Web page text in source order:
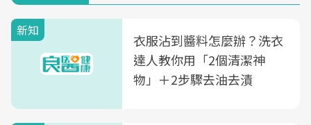
新知
衣服沾到醬料怎麼辦？洗衣
達人教你用「2個清潔神
物」＋2步驟去油去漬